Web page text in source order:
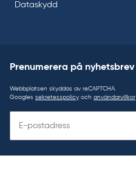
Dataskydd
Prenumerera på nyhetsbrev
Webbplatsen skyddas av reCAPTCHA.
Googles sekretesspolicy och användarvillkor